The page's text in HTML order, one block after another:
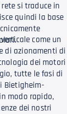
si traduce in
quindi la base
come un
di azionamenti di
dei motori
tutte le fasi di
Bietigheim-
modo rapido,
dei nostri